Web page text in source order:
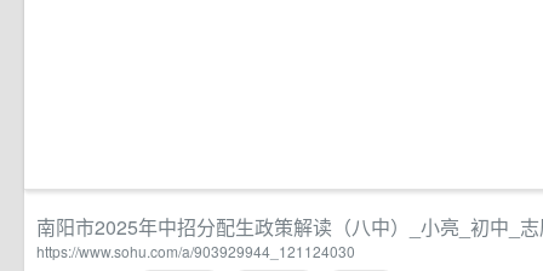
南阳市2025年中招分配生政策解读（八中）_小亮_初中_
https://www.sohu.com/a/903929944_121124030